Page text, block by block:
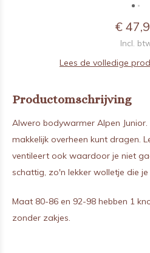
€
Incl.
Lees de volledige
Productomschrijving
Alwero bodywarmer Alpen
makkelijk overheen kunt dragen.
ventileert ook waardoor je niet
schattig, zo'n lekker wolletje die
Maat 80-86 en 92-98 hebben 1
zonder zakjes.